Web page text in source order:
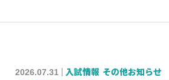
2026.07.31 入試情報 その他お知らせ